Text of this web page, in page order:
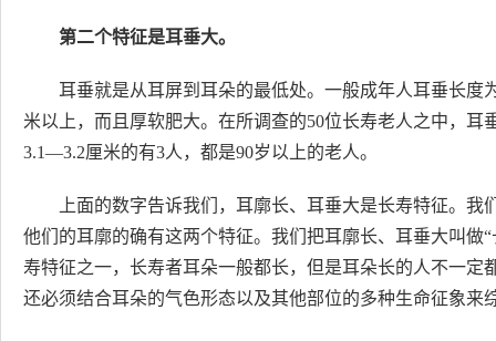
第二个特征是耳垂大。
耳垂就是从耳屏到耳朵的最低处。一般成年人耳垂长
米以上，而且厚软肥大。在所调查的50位长寿老人之中，
3.1—3.2厘米的有3人，都是90岁以上的老人。
上面的数字告诉我们，耳廓长、耳垂大是长寿特征。
他们的耳廓的确有这两个特征。我们把耳廓长、耳垂大叫做
寿特征之一，长寿者耳朵一般都长，但是耳朵长的人不一
还必须结合耳朵的气色形态以及其他部位的多种生命征象来